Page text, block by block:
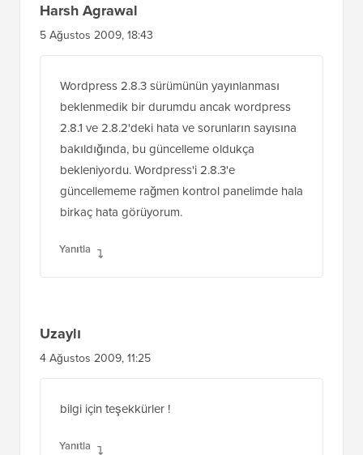
Harsh Agrawal
5 Ağustos 2009, 18:43
Wordpress 2.8.3 sürümünün yayınlanması
beklenmedik bir durumdu ancak wordpress
2.8.1 ve 2.8.2'deki hata ve sorunların sayısına
bakıldığında, bu güncelleme oldukça
bekleniyordu. Wordpress'i 2.8.3'e
güncellememe rağmen kontrol panelimde hala
birkaç hata görüyorum.
Yanıtla
Uzaylı
4 Ağustos 2009, 11:25
bilgi için teşekkürler !
Yanıtla